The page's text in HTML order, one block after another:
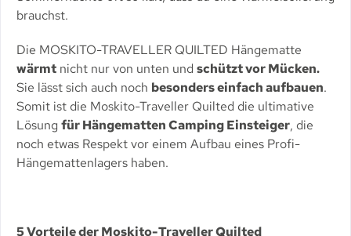
brauchst.
Die MOSKITO-TRAVELLER QUILTED Hängematte
wärmt nicht nur von unten und schützt vor Mücken.
Sie lässt sich auch noch besonders einfach aufbauen.
Somit ist die Moskito-Traveller Quilted die ultimative
Lösung für Hängematten Camping Einsteiger, die
noch etwas Respekt vor einem Aufbau eines Profi-
Hängemattenlagers haben.
5 Vorteile der Moskito-Traveller Quilted